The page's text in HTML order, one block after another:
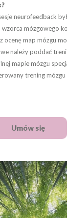
Umów się
neurofeedback
mózgowego
ocenę map mózgu
należy poddać
mapie mózgu
trening